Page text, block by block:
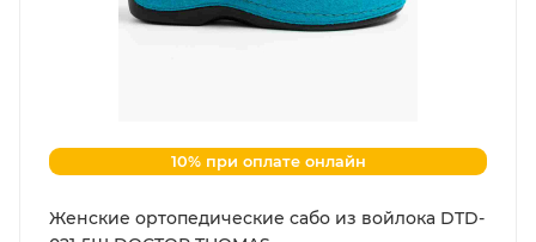
10% при оплате онлайн
Женские ортопедические сабо из войлока DTD-